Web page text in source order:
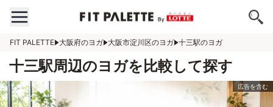
FIT PALETTE 大阪府のヨガ 大阪市淀川区のヨガ 十三駅のヨガ
十三駅周辺のヨガを比較して探す